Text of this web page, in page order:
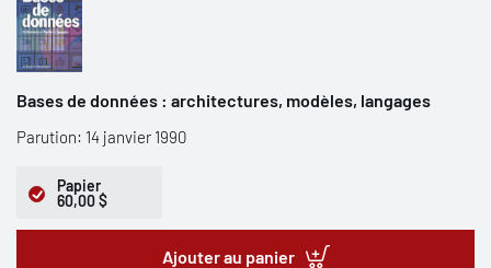
Bases de données : architectures, modèles, langages
Parution: 14 janvier 1990
Papier
60,00 $
Ajouter au panier